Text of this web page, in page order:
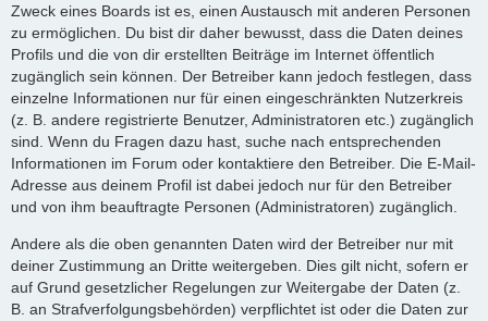
Zweck eines Boards ist es, einen Austausch mit anderen Personen
zu ermöglichen. Du bist dir daher bewusst, dass die Daten deines
Profils und die von dir erstellten Beiträge im Internet öffentlich
zugänglich sein können. Der Betreiber kann jedoch festlegen, dass
einzelne Informationen nur für einen eingeschränkten Nutzerkreis
(z. B. andere registrierte Benutzer, Administratoren etc.) zugänglich
sind. Wenn du Fragen dazu hast, suche nach entsprechenden
Informationen im Forum oder kontaktiere den Betreiber. Die E-Mail-
Adresse aus deinem Profil ist dabei jedoch nur für den Betreiber
und von ihm beauftragte Personen (Administratoren) zugänglich.
Andere als die oben genannten Daten wird der Betreiber nur mit
deiner Zustimmung an Dritte weitergeben. Dies gilt nicht, sofern er
auf Grund gesetzlicher Regelungen zur Weitergabe der Daten (z.
B. an Strafverfolgungsbehörden) verpflichtet ist oder die Daten zur